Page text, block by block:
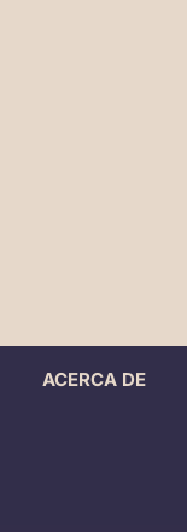
ACERCA DE